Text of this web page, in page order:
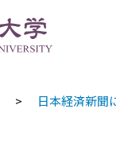
日本経済新聞